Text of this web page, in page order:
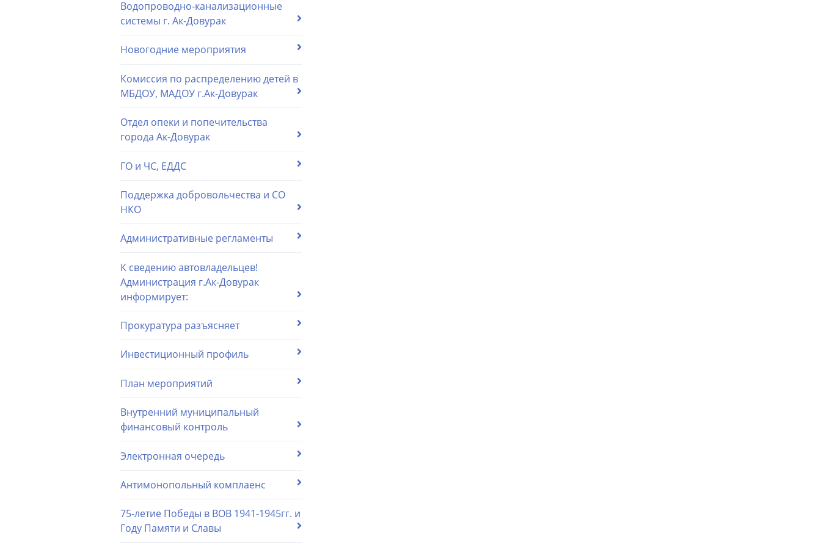
Водопроводно-канализационные
системы г. Ак-Довурак
Новогодние мероприятия
Комиссия по распределению детей в
МБДОУ, МАДОУ г.Ак-Довурак
Отдел опеки и попечительства
города Ак-Довурак
ГО и ЧС, ЕДДС
Поддержка добровольчества и СО
НКО
Административные регламенты
К сведению автовладельцев!
Администрация г.Ак-Довурак
информирует:
Прокуратура разъясняет
Инвестиционный профиль
План мероприятий
Внутренний муниципальный
финансовый контроль
Электронная очередь
Антимонопольный комплаенс
75-летие Победы в ВОВ 1941-1945гг. и
Году Памяти и Славы